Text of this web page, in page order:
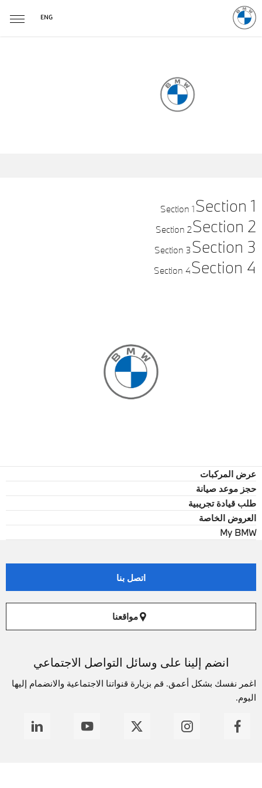
ENG
Section 1
Section 1
Section 2
Section 2
Section 3
Section 3
Section 4
Section 4
عرض المركبات
حجز موعد صيانة
طلب قيادة تجريبية
العروض الخاصة
My BMW
اتصل بنا
مواقعنا
انضم إلينا على وسائل التواصل الاجتماعي
اغمر نفسك بشكل أعمق. قم بزيارة قنواتنا الاجتماعية والانضمام إليها
اليوم.